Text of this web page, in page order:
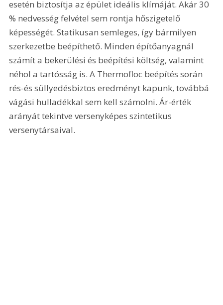
esetén biztosítja az épület ideális klímáját. Akár 30
% nedvesség felvétel sem rontja hőszigetelő
képességét. Statikusan semleges, így bármilyen
szerkezetbe beépíthető. Minden építőanyagnál
számít a bekerülési és beépítési költség, valamint
néhol a tartósság is. A Thermofloc beépítés során
rés-és süllyedésbiztos eredményt kapunk, továbbá
vágási hulladékkal sem kell számolni. Ár-érték
arányát tekintve versenyképes szintetikus
versenytársaival.